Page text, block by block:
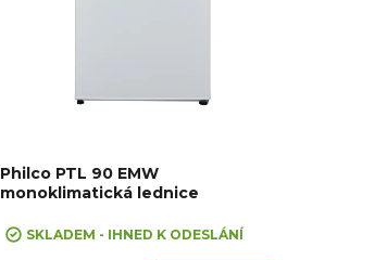
Philco PTL 90 EMW
monoklimatická lednice
SKLADEM - IHNED K ODESLÁNÍ